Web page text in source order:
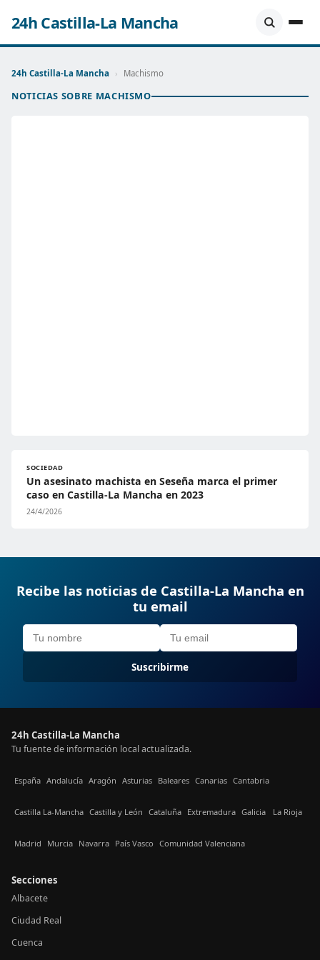
24h Castilla-La Mancha
24h Castilla-La Mancha › Machismo
NOTICIAS SOBRE MACHISMO
SOCIEDAD
Un asesinato machista en Seseña marca el primer
caso en Castilla-La Mancha en 2023
24/4/2026
Recibe las noticias de Castilla-La Mancha en
tu email
Suscribirme
24h Castilla-La Mancha
Tu fuente de información local actualizada.
España Andalucía Aragón Asturias Baleares Canarias Cantabria
Castilla La-Mancha Castilla y León Cataluña Extremadura Galicia La Rioja
Madrid Murcia Navarra País Vasco Comunidad Valenciana
Secciones
Albacete
Ciudad Real
Cuenca